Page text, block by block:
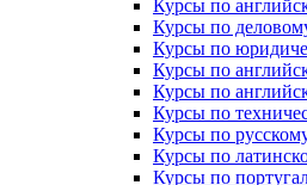
Курсы по
Курсы по
Курсы по
Курсы по
Курсы по
Курсы по
Курсы по
Курсы по
Курсы по